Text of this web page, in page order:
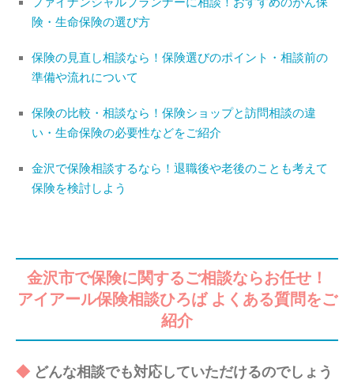
険・生命保険の選び方
保険の見直し相談なら！保険選びのポイント・相談前の
準備や流れについて
保険の比較・相談なら！保険ショップと訪問相談の違
い・生命保険の必要性などをご紹介
金沢で保険相談するなら！退職後や老後のことも考えて
保険を検討しよう
金沢市で保険に関するご相談ならお任せ！
アイアール保険相談ひろば よくある質問をご
紹介
どんな相談でも対応していただけるのでしょう